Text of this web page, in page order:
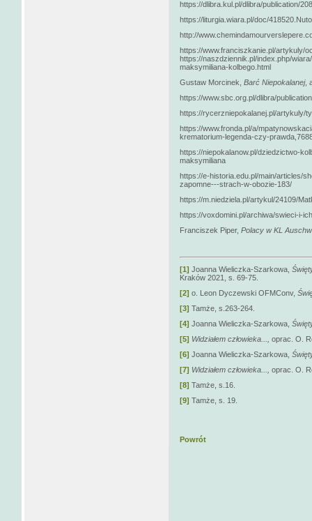
https://dlibra.kul.pl/dlibra/publication/
https://liturgia.wiara.pl/doc/
http://
https://www.franciszkanie.pl/artykuly/
https://naszdziennik.pl/index.php/
maksymiliana-kolbego.html
Gustaw Morcinek, Barć Niepokalanej,
https://www.sbc.org.pl/dlibra/
https://rycerzniepokalanej.pl/artykuly/
https://www.fronda.pl/a/
krematorium-legenda-czy-
https://niepokalanow.pl/dziedzictwo-
maksymiliana
https://e-historia.edu.pl/main/articles/
zapomne---strach-w-obozie-183/
https://m.niedziela.pl/artykul/24109/
https://voxdomini.pl/archiwa/swieci-i-
Franciszek Piper, Polacy w KL
[1] Joanna Wieliczka-Szarkowa,
Kraków 2021, s. 69-75.
[2] o. Leon Dyczewski OFMConv,
[3] Tamże, s.263-264.
[4] Joanna Wieliczka-Szarkowa,
[5] Widziałem człowieka..., oprac. O.
[6] Joanna Wieliczka-Szarkowa,
[7] Widziałem człowieka..., oprac. O.
[8] Tamże, s.16.
[9] Tamże, s. 19.
Powrót